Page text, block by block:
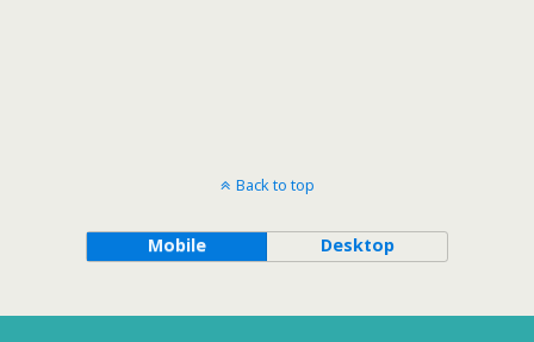
Back to top
Mobile Desktop